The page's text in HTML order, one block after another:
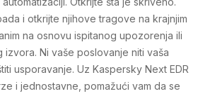
i otkrijte njihove tragove na krajnjim
na osnovu ispitanog upozorenja ili
Ni vaše poslovanje niti vaša
usporavanje. Uz Kaspersky Next EDR
i jednostavne, pomažući vam da se